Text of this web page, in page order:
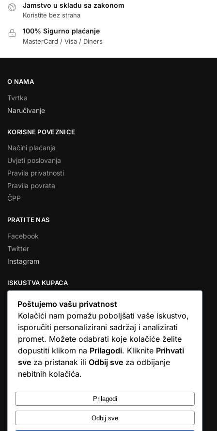
Jamstvo u skladu sa zakonom
Koristite bez straha
100% Sigurno plaćanje
MasterCard / Visa / Diners
O NAMA
Tvrtka
Naručivanje
KORISNE POVEZNICE
Načini plaćanja
Uvjeti poslovanja
Pravila privatnosti
Pravila povrata
ČPP
PRATITE NAS
Facebook
Twitter
Instagram
ISKUSTVA KUPACA
★★★★★
… Ono što me se dojmilo je ljudski pristup i njihova briga da
dobijem što sam naručio. U većini web shopova nitko vas ne
zove, samo otkažu narudžbu. …
Stjepan D.M.
© Argus elektronika d.o.o.
Poštujemo vašu privatnost
Kolačići nam pomažu poboljšati vaše iskustvo,
isporučiti personalizirani sadržaj i analizirati
promet. Možete odabrati koje kolačiće želite
dopustiti klikom na Prilagodi. Kliknite Prihvati
sve za pristanak ili Odbij sve za odbijanje
nebitnih kolačića.
Prilagodi
Odbij sve